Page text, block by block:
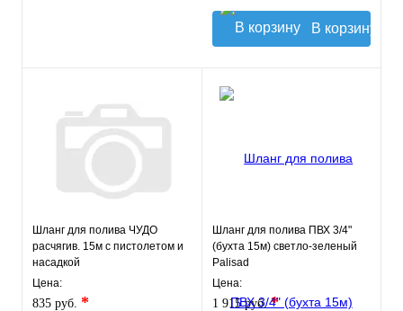
В корзину
Шланг для полива ЧУДО
расчягив. 15м с пистолетом и
насадкой
Цена:
835 руб. *
Шланг для полива ПВХ 3/4"
(бухта 15м) светло-зеленый
Palisad
Цена:
1 915 руб.*